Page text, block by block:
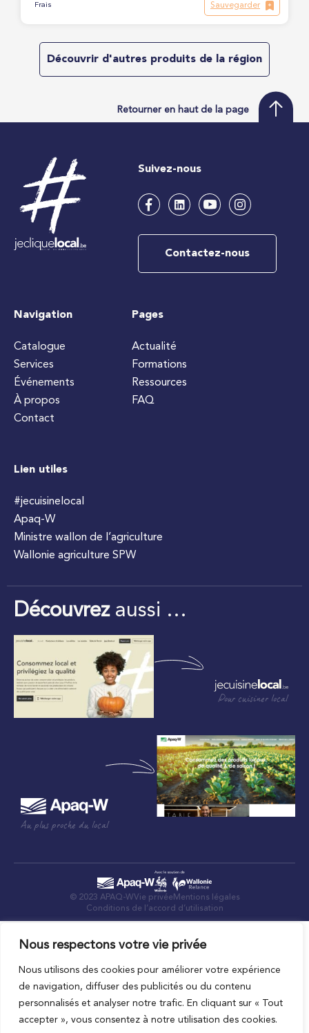
Nous respectons votre vie privée
Nous utilisons des cookies pour améliorer votre expérience
de navigation, diffuser des publicités ou du contenu
personnalisés et analyser notre trafic. En cliquant sur « Tout
accepter », vous consentez à notre utilisation des cookies.
Frais Sauvegarder
Découvrir d'autres produits de la région
Retourner en haut de la page
Suivez-nous
Contactez-nous
Navigation
Catalogue
Services
Événements
À propos
Contact
Pages
Actualité
Formations
Ressources
FAQ
Lien utiles
#jecuisinelocal
Apaq-W
Ministre wallon de l’agriculture
Wallonie agriculture SPW
Découvrezaussi …
Pour cuisiner local
Au plus proche du local
© 2023 APAQ-WVie privée Mentions légales
Conditions de l’accord d’utilisation